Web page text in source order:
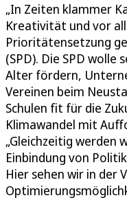
„In Zeiten klammer
Kreativität und vor
Prioritätensetzung
(SPD). Die SPD
Alter fördern,
Vereinen beim
Schulen fit für die
Klimawandel mit
„Gleichzeitig werden
Einbindung von
Hier sehen wir in der